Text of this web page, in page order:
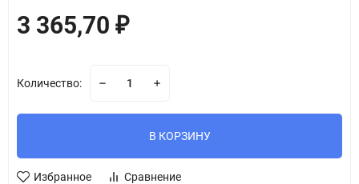
3 365,70 ₽
Количество:
В КОРЗИНУ
Избранное Сравнение